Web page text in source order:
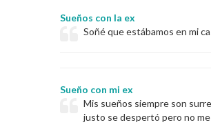
Sueños con la ex
Soñé que estábamos en mi
Sueño con mi ex
Mis sueños siempre son
justo se despertó pero no